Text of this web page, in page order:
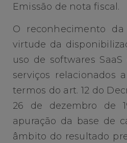
Emissão de nota fiscal.
O reconhecimento
virtude da
uso de softwares
serviços relacionados
termos do art. 12 do
26 de dezembro de
apuração da base de
âmbito do resultado